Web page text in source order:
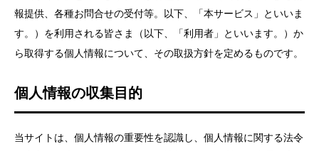
報提供、各種お問合せの受付等。以下、「本サービス」といいま
す。）を利用される皆さま（以下、「利用者」といいます。）か
ら取得する個人情報について、その取扱方針を定めるものです。
個人情報の収集目的
当サイトは、個人情報の重要性を認識し、個人情報に関する法令